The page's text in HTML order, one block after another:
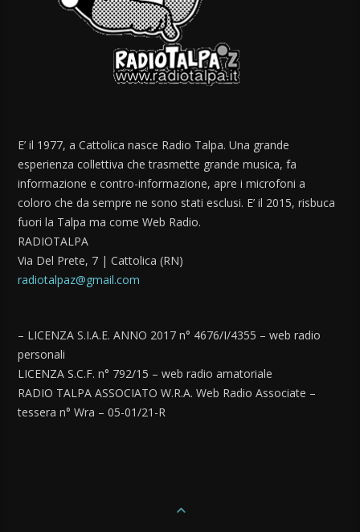
E’ il 1977, a Cattolica nasce Radio Talpa. Una grande
esperienza collettiva che trasmette grande musica, fa
informazione e contro-informazione, apre i microfoni a
coloro che da sempre ne sono stati esclusi. E’ il 2015, risbuca
fuori la Talpa ma come Web Radio.
RADIOTALPA
Via Del Prete, 7 | Cattolica (RN)
radiotalpaz@gmail.com
– LICENZA S.I.A.E. ANNO 2017 n° 4676/I/4355 – web radio
personali
LICENZA S.C.F. n° 792/15 – web radio amatoriale
RADIO TALPA ASSOCIATO W.R.A. Web Radio Associate –
tessera n° Wra – 05-01/21-R